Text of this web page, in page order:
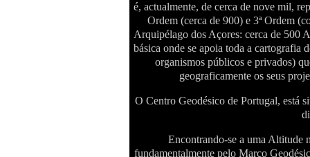
é, actualmente, de cerca de nove mil,
Ordem (cerca de 900) e 3ª Ordem
Arquipélago dos Açores: cerca de 500
básica onde se apoia toda a cartografia
organismos públicos e privados)
geograficamente os seus
O Centro Geodésico de Portugal, está
Encontrando-se a uma Altitude
fundamentalmente pelo Marco